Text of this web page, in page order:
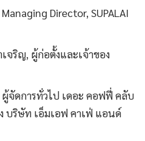
Director, SUPALAI
ริญ, ผู้ก่อตั้งและเจ้าของ
ดการทั่วไป เดอะ คอฟฟี่ คลับ
บริษัท เอ็มเอฟ คาเฟ่ แอนด์